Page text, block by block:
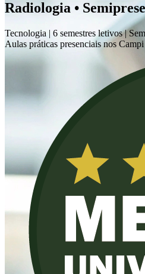
Radiologia •
Tecnologia | 6 semestres letivos |
Aulas práticas presenciais nos